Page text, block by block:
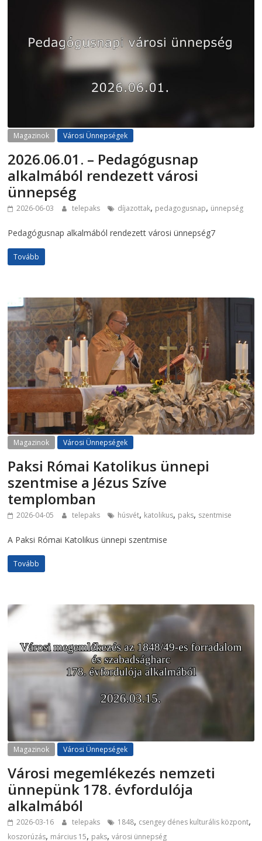
Magazinok Városi Ünnepségek
2026.06.01. – Pedagógusnap
alkalmából rendezett városi
ünnepség
2026-06-03 telepaks díjazottak, pedagogusnap, ünnepség
Pedagógusnap alkalmából rendezett városi ünnepség7
Tovább
Magazinok Városi Ünnepségek
Paksi Római Katolikus ünnepi
szentmise a Jézus Szíve
templomban
2026-04-05 telepaks húsvét, katolikus, paks, szentmise
A Paksi Római Katolikus ünnepi szentmise
Tovább
Magazinok Városi Ünnepségek
Városi megemlékezés nemzeti
ünnepünk 178. évfordulója
alkalmából
2026-03-16 telepaks 1848, csengey dénes kulturális központ,
koszorúzás, március 15, paks,városi ünnepség